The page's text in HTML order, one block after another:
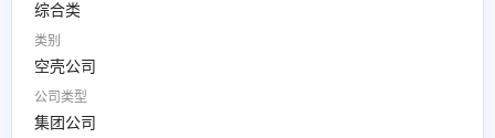
综合类
类别
空壳公司
公司类型
集团公司